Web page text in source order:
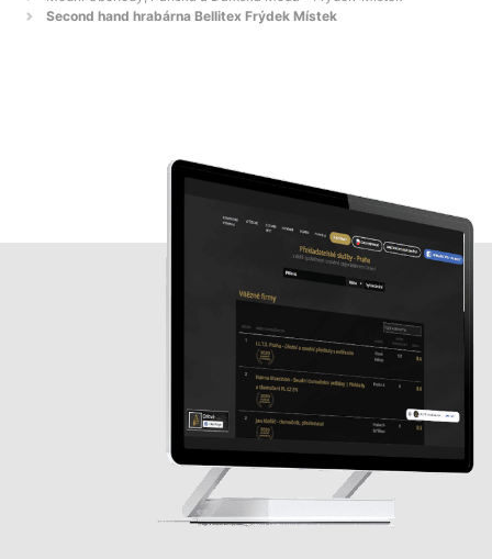
Second hand hrabárna Bellitex Frýdek Místek